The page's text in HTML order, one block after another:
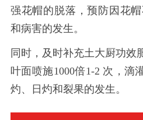
强花帽的脱落，预防因花
和病害的发生。
同时，及时补充土大厨功效
叶面喷施1000倍1-2 次，滴
灼、日灼和裂果的发生。